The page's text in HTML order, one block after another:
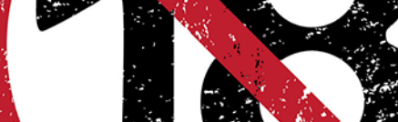
『サイレントヒル』について
1999 年に日本の大手ビデオゲームデベロッパー、コナミ（
ト）によりリリースされたホラーゲームです。カルトによ
威に閉じ込められた運命の街・サイレントヒルの物語です。